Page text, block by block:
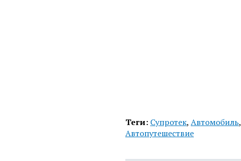
Теги: Супротек, Автомобиль,
Автопутешествие